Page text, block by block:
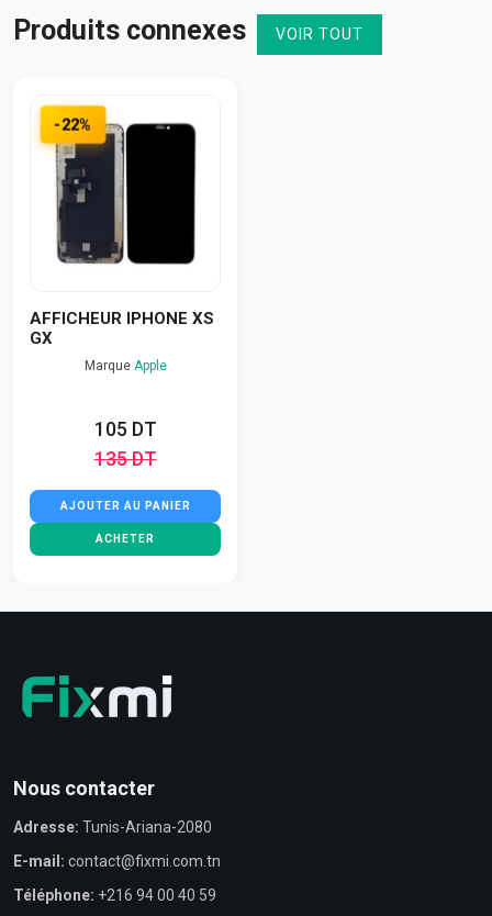
Produits connexes VOIR TOUT
-22%
AFFICHEUR IPHONE XS
GX
Marque Apple
105 DT
135 DT
AJOUTER AU PANIER
ACHETER
Nous contacter
Adresse: Tunis-Ariana-2080
E-mail: contact@fixmi.com.tn
Téléphone: +216 94 00 40 59